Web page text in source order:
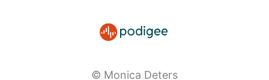
© Monica Deters